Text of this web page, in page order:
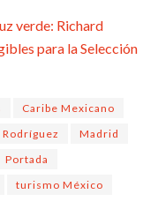
verde: Richard
para la Selección
Caribe Mexicano
Madrid
Portada
turismo México